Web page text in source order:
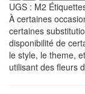
UGS : M2
À certaines
certaines
disponibilité de
le style, le theme,
utilisant des fleurs